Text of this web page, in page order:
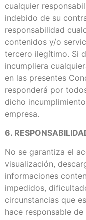
cualquier
indebido de su
responsabilidad
contenidos y/o
tercero ilegítimo. Si
incumpliera
en las presentes
responderá por
dicho
empresa.
6.
No se garantiza el
visualización,
informaciones
impedidos,
circunstancias que
hace responsable